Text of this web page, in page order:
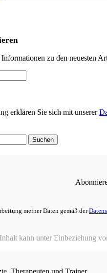
zu den neuesten
erklären Sie sich mit unserer
meiner Daten gemäß der
kann unter Einbeziehung
Therapeuten und Trainer